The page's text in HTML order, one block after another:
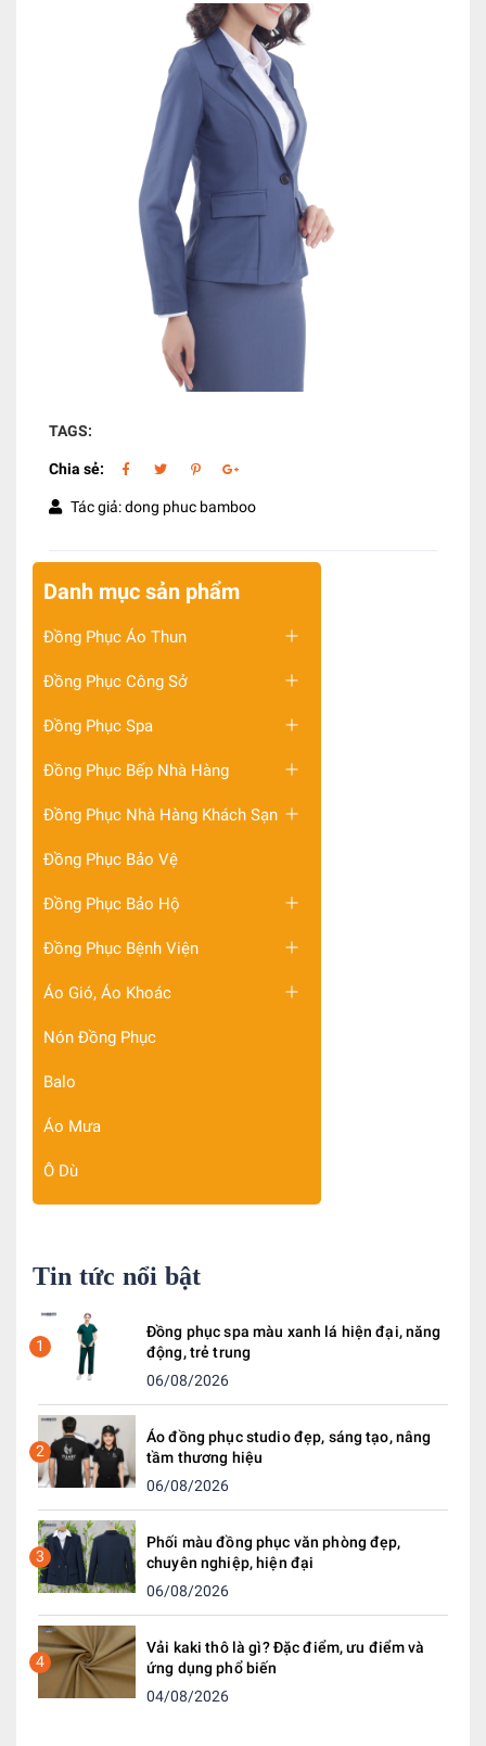
TAGS:
Chia sẻ:
Tác giả: dong phuc bamboo
Danh mục sản phẩm
Đồng Phục Áo Thun
Đồng Phục Công Sở
Đồng Phục Spa
Đồng Phục Bếp Nhà Hàng
Đồng Phục Nhà Hàng Khách Sạn
Đồng Phục Bảo Vệ
Đồng Phục Bảo Hộ
Đồng Phục Bệnh Viện
Áo Gió, Áo Khoác
Nón Đồng Phục
Balo
Áo Mưa
Ô Dù
Tin tức nổi bật
1
Đồng phục spa màu xanh lá hiện đại, năng
động, trẻ trung
06/08/2026
2
Áo đồng phục studio đẹp, sáng tạo, nâng
tầm thương hiệu
06/08/2026
3
Phối màu đồng phục văn phòng đẹp,
chuyên nghiệp, hiện đại
06/08/2026
4
Vải kaki thô là gì? Đặc điểm, ưu điểm và
ứng dụng phổ biến
04/08/2026